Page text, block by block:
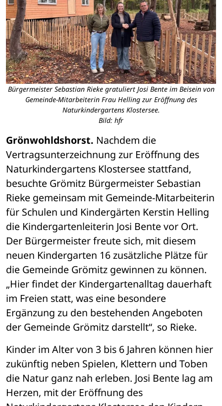
Bürgermeister Sebastian Rieke gratuliert Josi Bente im Beisein von
Gemeinde-Mitarbeiterin Frau Helling zur Eröffnung des
Naturkindergartens Klostersee.
Bild: hfr
Grönwohldshorst. Nachdem die
Vertragsunterzeichnung zur Eröffnung des
Naturkindergartens Klostersee stattfand,
besuchte Grömitz Bürgermeister Sebastian
Rieke gemeinsam mit Gemeinde-Mitarbeiterin
für Schulen und Kindergärten Kerstin Helling
die Kindergartenleiterin Josi Bente vor Ort.
Der Bürgermeister freute sich, mit diesem
neuen Kindergarten 16 zusätzliche Plätze für
die Gemeinde Grömitz gewinnen zu können.
„Hier findet der Kindergartenalltag dauerhaft
im Freien statt, was eine besondere
Ergänzung zu den bestehenden Angeboten
der Gemeinde Grömitz darstellt“, so Rieke.
Kinder im Alter von 3 bis 6 Jahren können hier
zukünftig neben Spielen, Klettern und Toben
die Natur ganz nah erleben. Josi Bente lag am
Herzen, mit der Eröffnung des